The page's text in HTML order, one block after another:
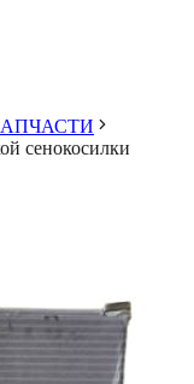
сенокосилки